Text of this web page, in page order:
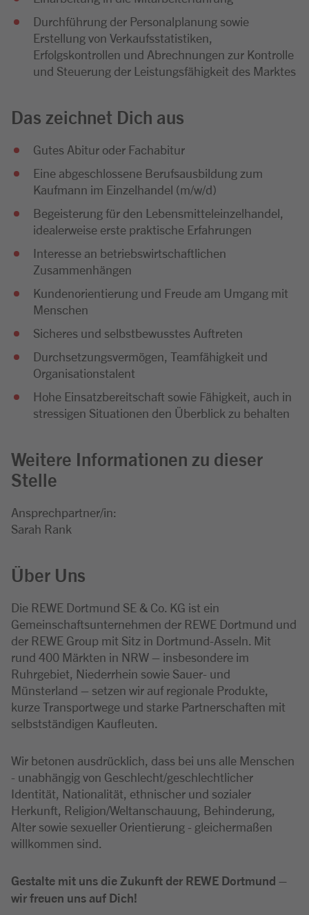
Durchführung der Personalplanung sowie
Erstellung von Verkaufsstatistiken,
Erfolgskontrollen und Abrechnungen zur Kontrolle
und Steuerung der Leistungsfähigkeit des Marktes
Das zeichnet Dich aus
Gutes Abitur oder Fachabitur
Eine abgeschlossene Berufsausbildung zum
Kaufmann im Einzelhandel (m/w/d)
Begeisterung für den Lebensmitteleinzelhandel,
idealerweise erste praktische Erfahrungen
Interesse an betriebswirtschaftlichen
Zusammenhängen
Kundenorientierung und Freude am Umgang mit
Menschen
Sicheres und selbstbewusstes Auftreten
Durchsetzungsvermögen, Teamfähigkeit und
Organisationstalent
Hohe Einsatzbereitschaft sowie Fähigkeit, auch in
stressigen Situationen den Überblick zu behalten
Weitere Informationen zu dieser
Stelle
Ansprechpartner/in:
Sarah Rank
Über Uns
Die REWE Dortmund SE & Co. KG ist ein
Gemeinschaftsunternehmen der REWE Dortmund und
der REWE Group mit Sitz in Dortmund-Asseln. Mit
rund 400 Märkten in NRW – insbesondere im
Ruhrgebiet, Niederrhein sowie Sauer- und
Münsterland – setzen wir auf regionale Produkte,
kurze Transportwege und starke Partnerschaften mit
selbstständigen Kaufleuten.
Wir betonen ausdrücklich, dass bei uns alle Menschen
- unabhängig von Geschlecht/geschlechtlicher
Identität, Nationalität, ethnischer und sozialer
Herkunft, Religion/Weltanschauung, Behinderung,
Alter sowie sexueller Orientierung - gleichermaßen
willkommen sind.
Gestalte mit uns die Zukunft der REWE Dortmund –
wir freuen uns auf Dich!